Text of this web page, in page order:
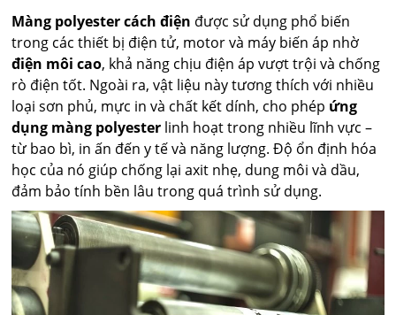
Màng polyester cách điện được sử dụng phổ biến
trong các thiết bị điện tử, motor và máy biến áp nhờ
điện môi cao, khả năng chịu điện áp vượt trội và chống
rò điện tốt. Ngoài ra, vật liệu này tương thích với nhiều
loại sơn phủ, mực in và chất kết dính, cho phép ứng
dụng màng polyester linh hoạt trong nhiều lĩnh vực –
từ bao bì, in ấn đến y tế và năng lượng. Độ ổn định hóa
học của nó giúp chống lại axit nhẹ, dung môi và dầu,
đảm bảo tính bền lâu trong quá trình sử dụng.